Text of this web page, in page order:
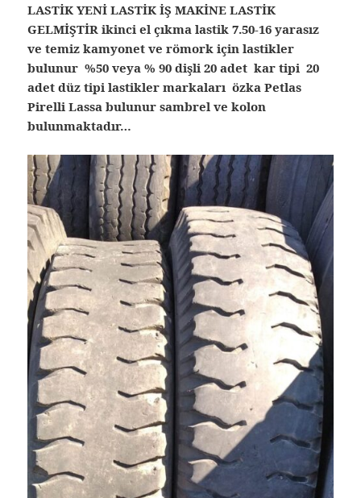
LASTİK YENİ LASTİK İŞ MAKİNE LASTİK
GELMİŞTİR ikinci el çıkma lastik 7.50-16 yarasız
ve temiz kamyonet ve römork için lastikler
bulunur %50 veya % 90 dişli 20 adet kar tipi 20
adet düz tipi lastikler markaları özka Petlas
Pirelli Lassa bulunur sambrel ve kolon
bulunmaktadır…